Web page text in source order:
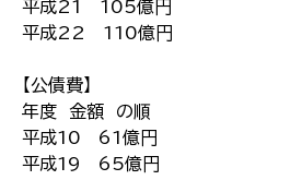
平成21 105億円
平成22 110億円
【公債費】
年度 金額 の順
平成10 61億円
平成19 65億円